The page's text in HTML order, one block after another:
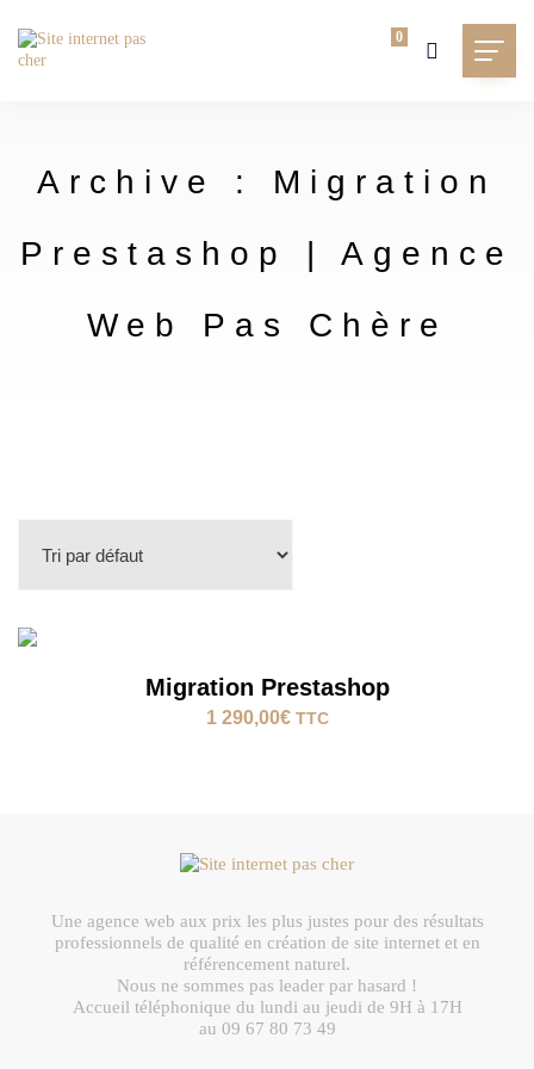
0
Archive : Migration
Prestashop | Agence
Web Pas Chère
Migration Prestashop
1 290,00€ TTC
Une agence web aux prix les plus justes pour des résultats
professionnels de qualité en création de site internet et en
référencement naturel.
Nous ne sommes pas leader par hasard !
Accueil téléphonique du lundi au jeudi de 9H à 17H
au 09 67 80 73 49